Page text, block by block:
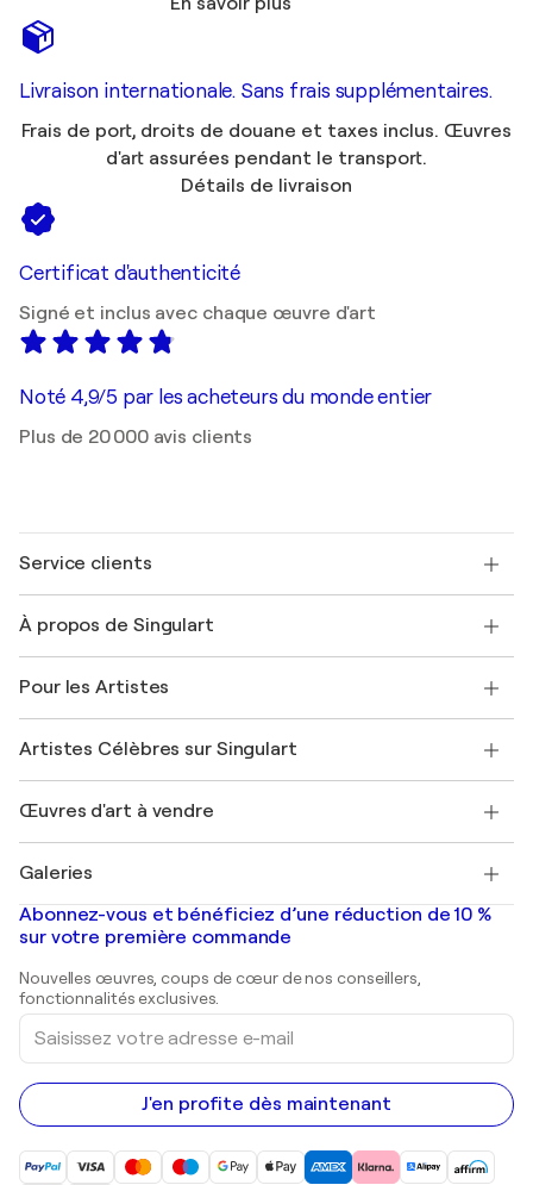
Livraison internationale. Sans frais supplémentaires.
Frais de port, droits de douane et taxes inclus. Œuvres
d'art assurées pendant le transport.
Détails de livraison
Certificat d'authenticité
Signé et inclus avec chaque œuvre d'art
Noté 4,9/5 par les acheteurs du monde entier
Plus de 20 000 avis clients
Service clients
Expédition
Offrir une carte cadeau
Rejoignez notre programme commercial
Mon compte
+33 1 76 44 06 42
À propos de Singulart
FAQ
Magazine Singulart
Emplois
Découvrez une sélection d'art original
Pour les Artistes
Se connecter en tant qu'Artiste
Artistes Célèbres sur Singulart
Marc Chagall
Banksy
Mr. Brainwash
Shepard Fairey
Œuvres d'art à vendre
Tableaux abstraits à vendre
Peintures de paysage
Estampes
Peintures acryliques
Galeries
Galeries d'art en France
Galeries d'art en Belgique
Abonnez-vous et bénéficiez d’une réduction de 10 %
sur votre première commande
Nouvelles œuvres, coups de cœur de nos conseillers,
fonctionnalités exclusives.
Saisissez
votre
adresse
e-
mail
J'en profite dès maintenant